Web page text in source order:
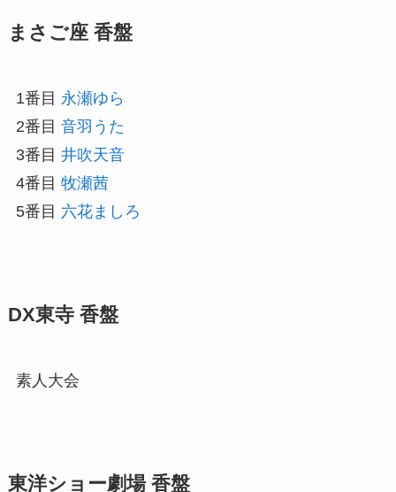
まさご座 香盤
1番目 永瀬ゆら
2番目 音羽うた
3番目 井吹天音
4番目 牧瀬茜
5番目 六花ましろ
DX東寺 香盤
素人大会
東洋ショー劇場 香盤